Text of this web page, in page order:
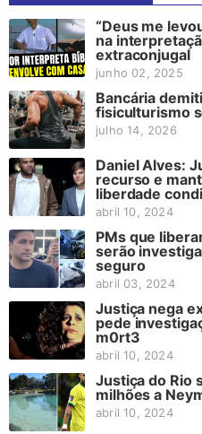
“Deus me
na
extraconjugal
junho 02, 2025
Bancária
fisiculturismo
julho 14, 2026
Daniel Alves:
recurso e
liberdade
abril 10, 2024
PMs que
serão
seguro
abril 03, 2024
Justiça nega
pede
m0rt3
abril 10, 2024
Justiça do Rio
milhões a
abril 10, 2024